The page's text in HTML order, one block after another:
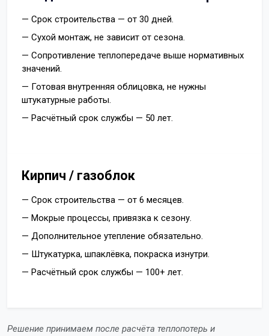
— Срок строительства — от 30 дней.
— Сухой монтаж, не зависит от сезона.
— Сопротивление теплопередаче выше нормативных
значений.
— Готовая внутренняя облицовка, не нужны
штукатурные работы.
— Расчётный срок службы — 50 лет.
Кирпич / газоблок
— Срок строительства — от 6 месяцев.
— Мокрые процессы, привязка к сезону.
— Дополнительное утепление обязательно.
— Штукатурка, шпаклёвка, покраска изнутри.
— Расчётный срок службы — 100+ лет.
Решение принимаем после расчёта теплопотерь и